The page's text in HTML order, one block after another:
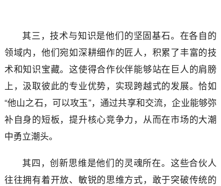
其三，技术与知识是他们的坚固基石。在各自的
领域内，他们宛如深耕细作的匠人，积累了丰富的技
术和知识宝藏。这使得合作伙伴能够站在巨人的肩膀
上，汲取彼此的专业优势，实现跨越式的发展。恰如
“他山之石，可以攻玉”，通过共享和交流，企业能够弥
补自身的短板，提升核心竞争力，从而在市场的大潮
中勇立潮头。
其四，创新思维是他们的灵魂所在。这些合伙人
往往拥有着开放、敏锐的思维方式，敢于突破传统的